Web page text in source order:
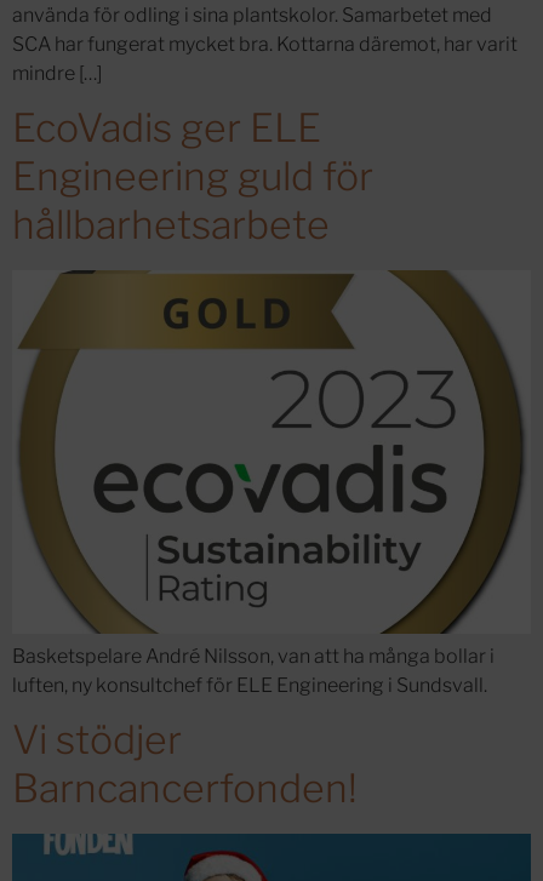
använda för odling i sina plantskolor. Samarbetet med
SCA har fungerat mycket bra. Kottarna däremot, har varit
mindre […]
EcoVadis ger ELE
Engineering guld för
hållbarhetsarbete
Basketspelare André Nilsson, van att ha många bollar i
luften, ny konsultchef för ELE Engineering i Sundsvall.
Vi stödjer
Barncancerfonden!